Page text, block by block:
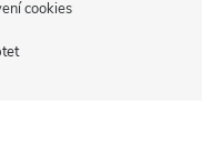
cookies